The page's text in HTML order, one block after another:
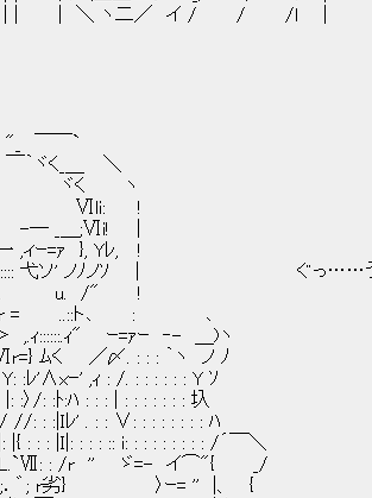
ヽ二／ イ / / /l |
￣`
ヾく_＿ ＼
ヽ
!
_＿;Ⅵi! |
ｰ=ｧ }, Yﾚ, !
弋ソ' ノﾉノｿ | ぐっ……うぅ
/" !
..::ト､ : ､
ｨ" ｰ=ｧｰ ‐- ＿)ヽ
〆. : : : ｀ヽ ノ ﾉ
,ｨ : /. : : : : : : Y ｿ
: : : | : : : : : : : 圦
: : ∨: : : : : : : : ﾊ
: : :: i: : : : : : : : : /´￣＼
'' ゞ=- イ⌒"{ _/
゛; r劣} 〉ｰ= '' |、 {